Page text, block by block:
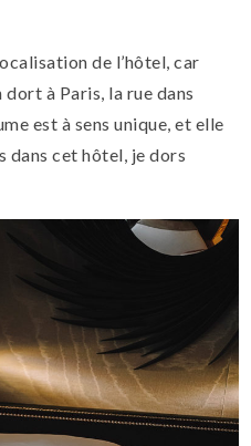
de l’hôtel, car
à Paris, la rue dans
est à sens unique, et elle
dans cet hôtel, je dors